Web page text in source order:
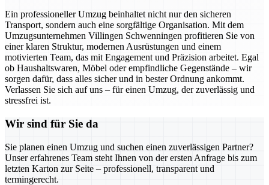
Ein professioneller Umzug beinhaltet nicht nur den sicheren
Transport, sondern auch eine sorgfältige Organisation. Mit dem
Umzugsunternehmen Villingen Schwenningen profitieren Sie von
einer klaren Struktur, modernen Ausrüstungen und einem
motivierten Team, das mit Engagement und Präzision arbeitet. Egal
ob Haushaltswaren, Möbel oder empfindliche Gegenstände – wir
sorgen dafür, dass alles sicher und in bester Ordnung ankommt.
Verlassen Sie sich auf uns – für einen Umzug, der zuverlässig und
stressfrei ist.
Wir sind für Sie da
Sie planen einen Umzug und suchen einen zuverlässigen Partner?
Unser erfahrenes Team steht Ihnen von der ersten Anfrage bis zum
letzten Karton zur Seite – professionell, transparent und
termingerecht.